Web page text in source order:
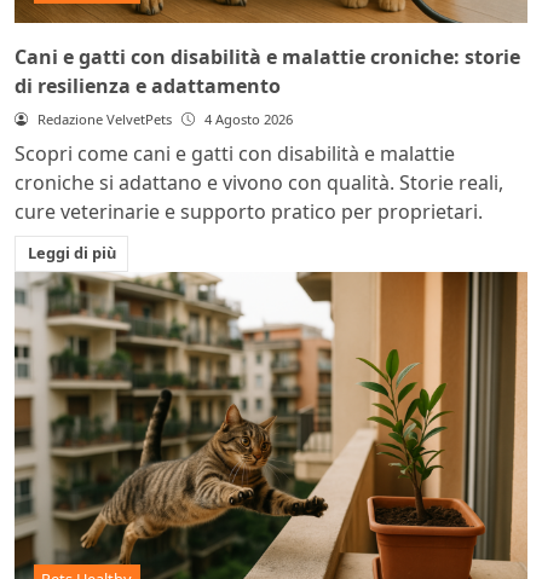
Cani e gatti con disabilità e malattie croniche: storie
di resilienza e adattamento
Redazione VelvetPets 4 Agosto 2026
Scopri come cani e gatti con disabilità e malattie
croniche si adattano e vivono con qualità. Storie reali,
cure veterinarie e supporto pratico per proprietari.
Leggi di più